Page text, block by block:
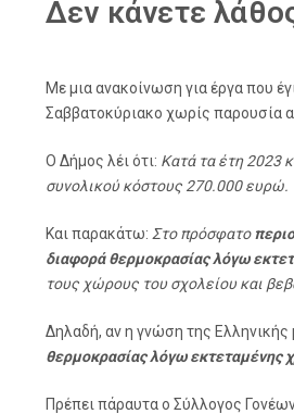
Δεν κάνετε
Με μια ανακοίνωση για έργα που
Σαββατοκύριακο χωρίς παρουσία
Ο Δήμος λέι ότι: Κατά τα έτη 2023
συνολικού κόστους 270.000 ευρώ.
Και παρακάτω: Στο πρόσφατο
διαφορά θερμοκρασίας λόγω
τους χώρους του σχολείου και
Δηλαδή, αν η γνώση της Ελληνικής
θερμοκρασίας λόγω εκτεταμένης
Πρέπει πάραυτα ο Σύλλογος